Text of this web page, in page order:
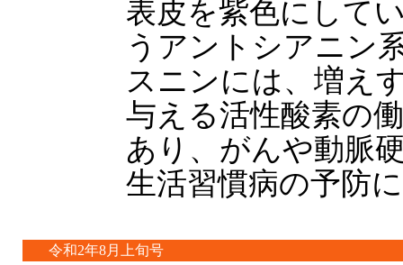
表皮を紫色にして
うアントシアニン
スニンには、増え
与える活性酸素の
あり、がんや動脈
生活習慣病の予防
令和2年8月上旬号